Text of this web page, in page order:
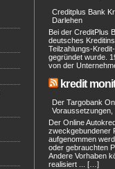
Creditplus Bank
Darlehen
Bei der CreditPlus
deutsches
Teilzahlungs-
gegründet wurde.
von der
kredit
Der Targobank
Voraussetzungen,
Der Online
zweckgebundener
aufgenommen
oder gebrauchten
Andere Vorhaben
realisiert ... […]